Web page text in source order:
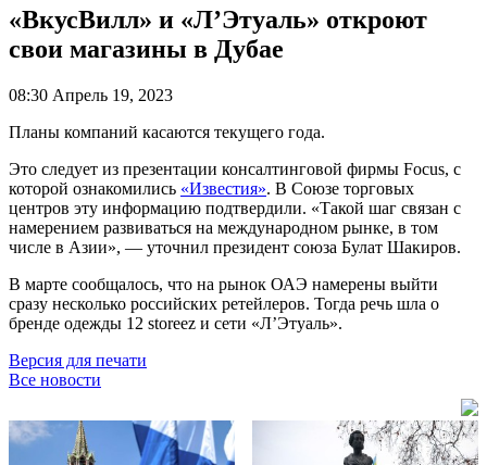
«ВкусВилл» и «Л’Этуаль» откроют
свои магазины в Дубае
08:30 Апрель 19, 2023
Планы компаний касаются текущего года.
Это следует из презентации консалтинговой фирмы Focus, с
которой ознакомились «Известия». В Союзе торговых
центров эту информацию подтвердили. «Такой шаг связан с
намерением развиваться на международном рынке, в том
числе в Азии», — уточнил президент союза Булат Шакиров.
В марте сообщалось, что на рынок ОАЭ намерены выйти
сразу несколько российских ретейлеров. Тогда речь шла о
бренде одежды 12 storeez и сети «Л’Этуаль».
Версия для печати
Все новости